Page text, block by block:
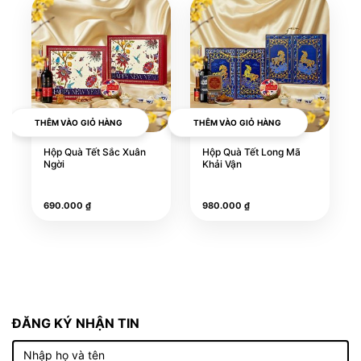
Công dụng và lợi ích:
Phiên bản mini gọn gàng, tiện lợi khi vận
Thành Công – Khởi Xuân Như Ý.”
Toàn bộ sản phẩm bên trong đều được chọn
Hộp Quà Tết Sắc Xuân
Ngời
690.000 ₫
THÊM VÀO GIỎ HÀNG
Hộp Quà Tết Long Mã
Khải Vận
980.000 ₫
THÊM VÀO GIỎ HÀNG
ĐĂNG KÝ NHẬN TIN